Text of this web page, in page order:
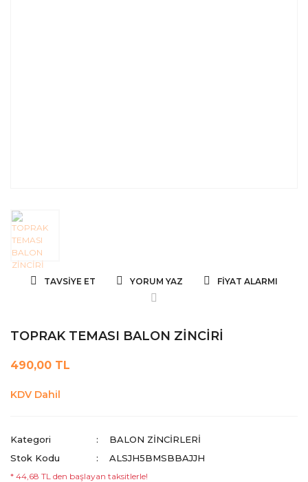
TAVSIYE ET YORUM YAZ FIYAT ALARMI
TOPRAK TEMASI BALON ZİNCİRİ
490,00 TL
KDV Dahil
Kategori
BALON ZİNCİRLERİ
Stok Kodu
ALSJH5BMSBBAJJH
* 44,68 TL den başlayan taksitlerle!